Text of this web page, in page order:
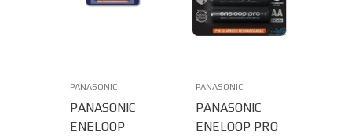
PANASONIC
PANASONIC
ENELOOP
PANASONIC
PANASONIC
ENELOOP PRO